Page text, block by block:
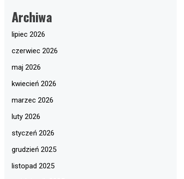
Archiwa
lipiec 2026
czerwiec 2026
maj 2026
kwiecień 2026
marzec 2026
luty 2026
styczeń 2026
grudzień 2025
listopad 2025